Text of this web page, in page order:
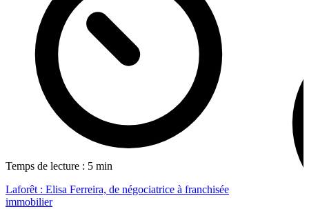
Temps de lecture : 5 min
Laforêt : Elisa Ferreira, de négociatrice à franchisée
immobilier